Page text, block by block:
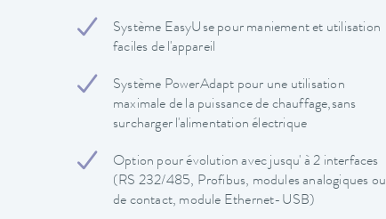
Système EasyUse pour maniement et utilisation
faciles de l'appareil
Système PowerAdapt pour une utilisation
maximale de la puissance de chauffage,sans
surcharger l'alimentation électrique
Option pour évolution avec jusqu' à 2 interfaces
(RS 232/485, Profibus, modules analogiques ou
de contact, module Ethernet-USB)